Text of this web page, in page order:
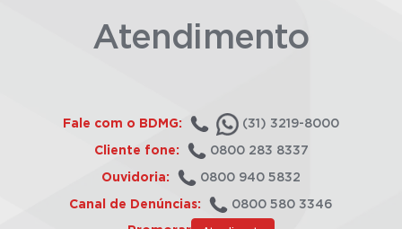
Atendimento
Fale com o BDMG: (31) 3219-8000
Cliente fone: 0800 283 8337
Ouvidoria: 0800 940 5832
Canal de Denúncias: 0800 580 3346